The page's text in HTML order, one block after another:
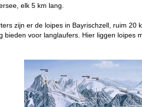
elk 5 km lang.
zijn er de loipes in Bayrischzell, ruim
bieden voor langlaufers. Hier liggen loipes